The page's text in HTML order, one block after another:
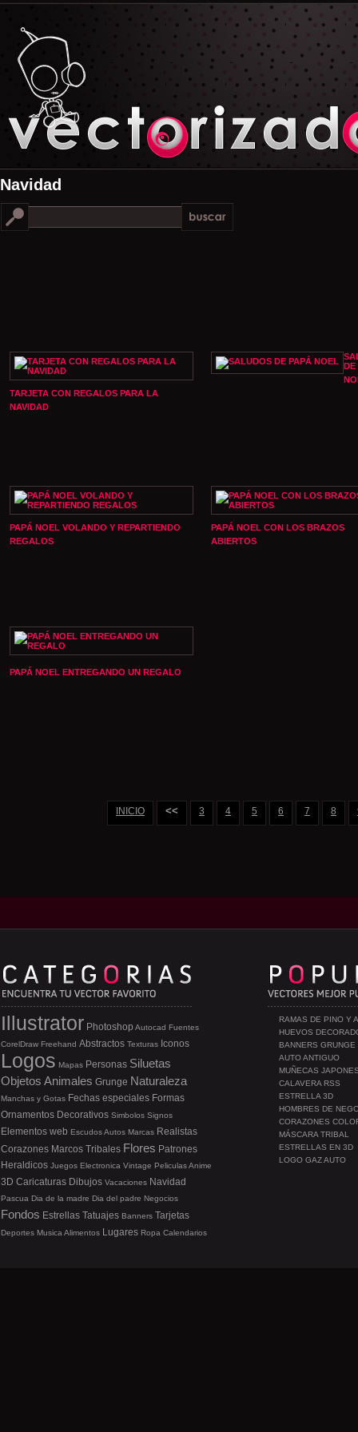
Navidad
TARJETA CON REGALOS PARA LA
NAVIDAD
DE
PAPÁ NOEL VOLANDO Y REPARTIENDO
REGALOS
PAPÁ NOEL CON LOS BRAZOS
ABIERTOS
PAPÁ NOEL ENTREGANDO UN REGALO
INICIO << 3 4 5 6 7 8
RAMAS DE PINO Y
HUEVOS
BANNERS GRUNGE
AUTO ANTIGUO
MUÑECAS
CALAVERA RSS
ESTRELLA 3D
HOMBRES DE
CORAZONES
MÁSCARA TRIBAL
ESTRELLAS EN 3D
LOGO GAZ AUTO
Illustrator Photoshop Autocad Fuentes
CorelDraw Freehand Abstractos Texturas Iconos
Logos Mapas Personas Siluetas
Objetos Animales Grunge Naturaleza
Manchas y Gotas Fechas especiales Formas
Ornamentos Decorativos Simbolos Signos
Elementos web EscudosAutos Marcas Realistas
Corazones Marcos Tribales Flores Patrones
Heraldicos Juegos Electronica Vintage PeliculasAnime
3D Caricaturas Dibujos Vacaciones Navidad
Pascua Dia de la madre Dia del padre Negocios
Fondos Estrellas Tatuajes Banners Tarjetas
Deportes Musica Alimentos Lugares Ropa Calendarios